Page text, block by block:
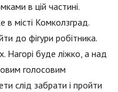
в цій частині.
в місті Комколзград.
до фігури робітника.
Нагорі буде ліжко, а над
голосовим
слід забрати і пройти